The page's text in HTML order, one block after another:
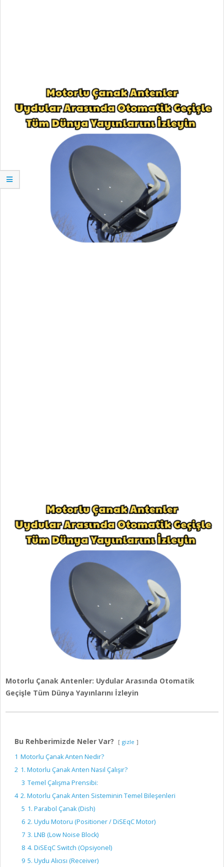
Motorlu Çanak Antenler: Uydular Arasında Otomatik
Geçişle Tüm Dünya Yayınlarını İzleyin
Bu Rehberimizde Neler Var? gizle
1 Motorlu Çanak Anten Nedir?
2 1. Motorlu Çanak Anten Nasıl Çalışır?
3 Temel Çalışma Prensibi:
4 2. Motorlu Çanak Anten Sisteminin Temel Bileşenleri
5 1. Parabol Çanak (Dish)
6 2. Uydu Motoru (Positioner / DiSEqC Motor)
7 3. LNB (Low Noise Block)
8 4. DiSEqC Switch (Opsiyonel)
9 5. Uydu Alıcısı (Receiver)